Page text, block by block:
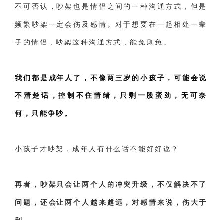
不可否认，吵架也是情侣之间的一种沟通方式，但是
频繁吵架一定会伤及感情。对于想要在一起相处一辈
子的情侣，吵架这种沟通方式，能免则免。
我们都是成年人了，不像两三岁的小孩子，可能会说
不清楚话，控制不住情绪，只剩一股蛮劲，无可奈
何，只能争吵。
小孩子才吵架，成年人有什么话不能好好说？
再者，吵架只会让两个人的冲突升级，不仅解决不了
问题，还会让两个人越来越远，对感情来说，伤大于